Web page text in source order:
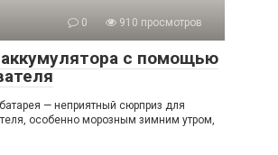
0 910 просмотров
с помощью
— неприятный сюрприз для
особенно морозным зимним утром,